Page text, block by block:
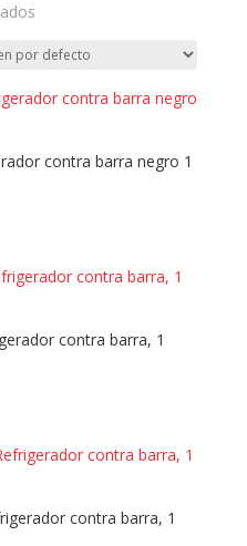
contra barra negro 1
contra barra, 1
contra barra, 1